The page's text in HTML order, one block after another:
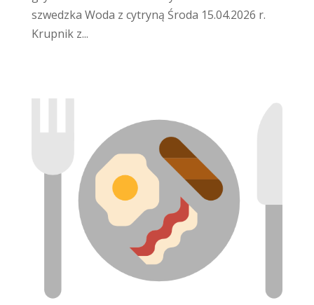
szwedzka Woda z cytryną Środa 15.04.2026 r.
Krupnik z...